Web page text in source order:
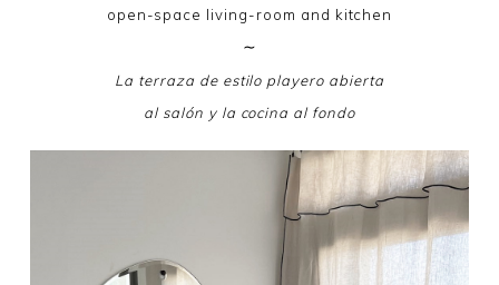
open-space living-room and kitchen
∼
La terraza de estilo playero abierta
al salón y la cocina al fondo